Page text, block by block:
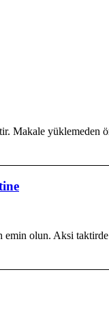
Makale yüklemeden
emin olun. Aksi